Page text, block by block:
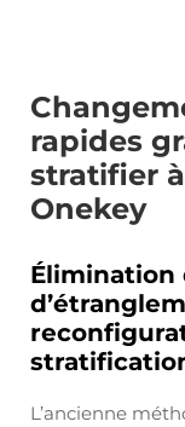
rapides
stratifier
Onekey
Élimination
L’ancienne